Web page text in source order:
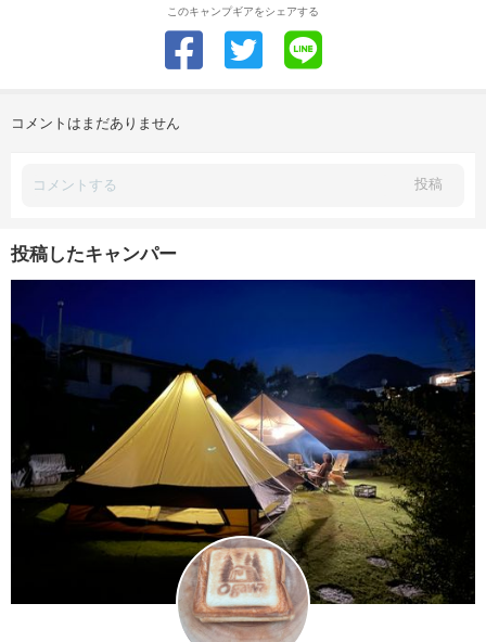
このキャンプギアをシェアする
コメントはまだありません
投稿
投稿したキャンパー